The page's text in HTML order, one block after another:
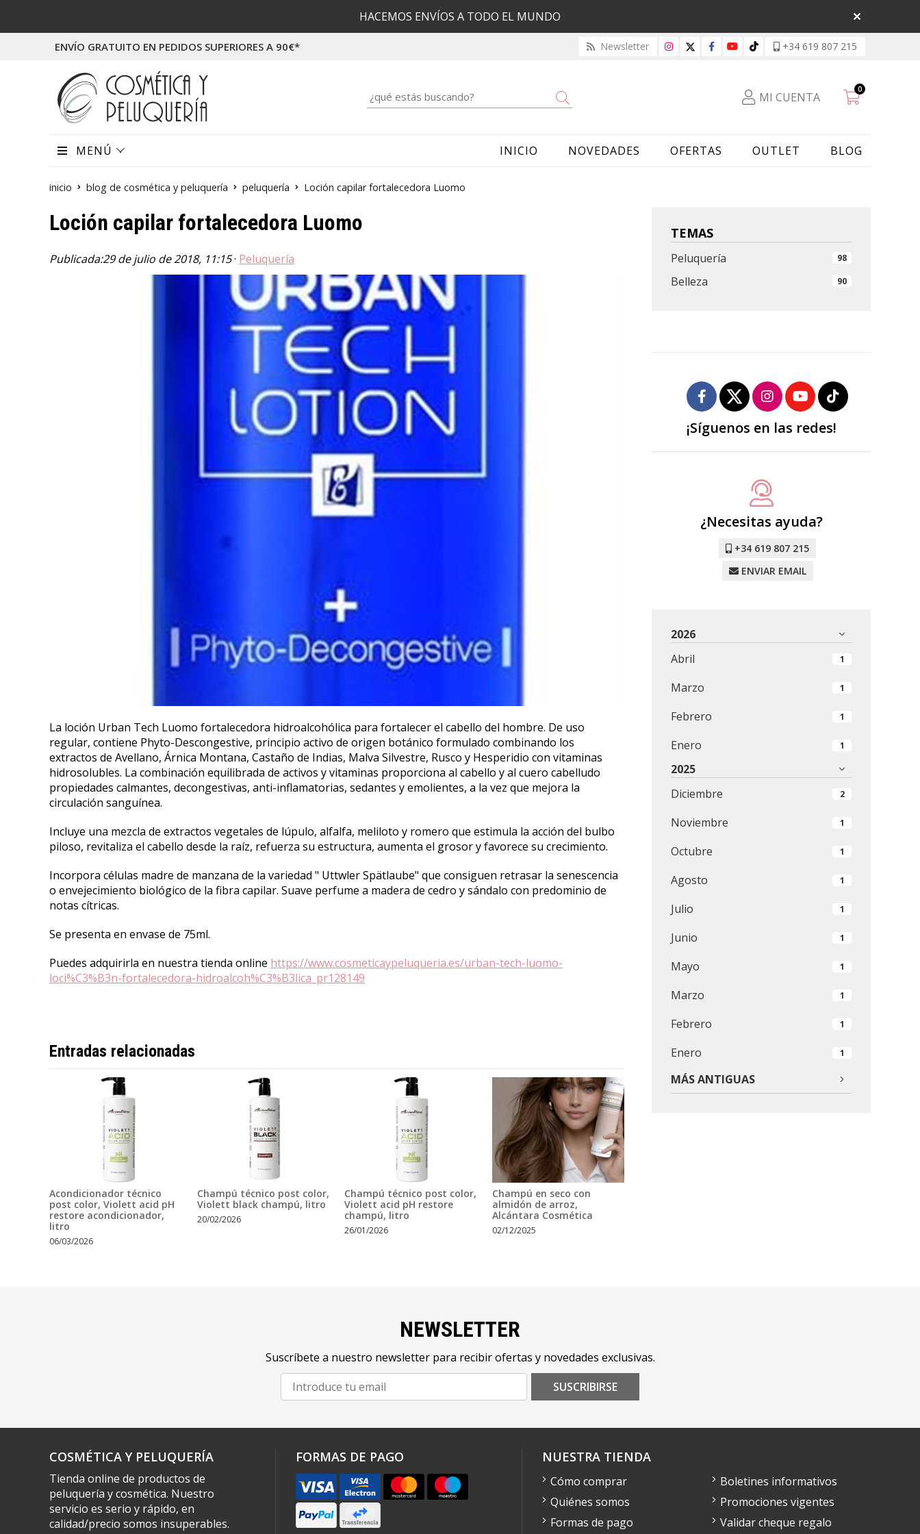
HACEMOS ENVÍOS A TODO EL MUNDO
ENVÍO GRATUITO EN PEDIDOS SUPERIORES A 90€* Newsletter +34 619 807 215
MI CUENTA
0
MENÚ INICIO NOVEDADES OFERTAS OUTLET BLOG
inicio blog de cosmética y peluquería peluquería Loción capilar fortalecedora Luomo
TEMAS
Belleza 90
Peluquería 98
Loción capilar fortalecedora Luomo
Publicada:29 de julio de 2018, 11:15· Peluquería
La loción Urban Tech Luomo fortalecedora hidroalcohólica para fortalecer el cabello del hombre. De uso
regular, contiene Phyto-Descongestive, principio activo de origen botánico formulado combinando los
extractos de Avellano, Árnica Montana, Castaño de Indias, Malva Silvestre, Rusco y Hesperidio con vitaminas
hidrosolubles. La combinación equilibrada de activos y vitaminas proporciona al cabello y al cuero cabelludo
propiedades calmantes, decongestivas, anti-inflamatorias, sedantes y emolientes, a la vez que mejora la
circulación sanguínea.
Incluye una mezcla de extractos vegetales de lúpulo, alfalfa, meliloto y romero que estimula la acción del bulbo
piloso, revitaliza el cabello desde la raíz, refuerza su estructura, aumenta el grosor y favorece su crecimiento.
Incorpora células madre de manzana de la variedad " Uttwler Spätlaube" que consiguen retrasar la senescencia
o envejecimiento biológico de la fibra capilar. Suave perfume a madera de cedro y sándalo con predominio de
notas cítricas.
Se presenta en envase de 75ml.
Puedes adquirirla en nuestra tienda online https://www.cosmeticaypeluqueria.es/urban-tech-luomo-
loci%C3%B3n-fortalecedora-hidroalcoh%C3%B3lica_pr128149
Entradas relacionadas
Acondicionador técnico
post color, Violett acid pH
restore acondicionador,
litro
06/03/2026
Champú técnico post color,
Violett black champú, litro
20/02/2026
Champú técnico post color,
Violett acid pH restore
champú, litro
26/01/2026
Champú en seco con
almidón de arroz,
Alcántara Cosmética
02/12/2025
¡Síguenos en las redes!
¿Necesitas ayuda?
+34 619 807 215
ENVIAR EMAIL
2026
Abril
1
Marzo 1
Febrero 1
Enero 1
2025
Diciembre
2
Noviembre 1
Octubre 1
Agosto 1
Julio 1
Junio 1
Mayo 1
Marzo 1
Febrero 1
Enero 1
MÁS ANTIGUAS
NEWSLETTER
Suscríbete a nuestro newsletter para recibir ofertas y novedades exclusivas.
SUSCRIBIRSE
COSMÉTICA Y PELUQUERÍA
Tienda online de productos de
peluquería y cosmética. Nuestro
servicio es serio y rápido, en
calidad/precio somos insuperables.
FORMAS DE PAGO NUESTRA TIENDA
Cómo comprar
Quiénes somos
Formas de pago
Boletines informativos
Promociones vigentes
Validar cheque regalo